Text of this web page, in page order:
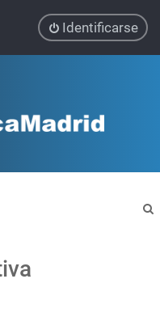
Identificarse